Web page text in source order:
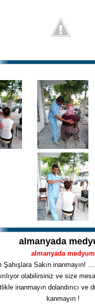
almanyada
almanyada medyum
Şahışlara Sakın inanmayın!
olabilirsiniz ve size
inanmayın dolandırıcı ve
kanmayın !